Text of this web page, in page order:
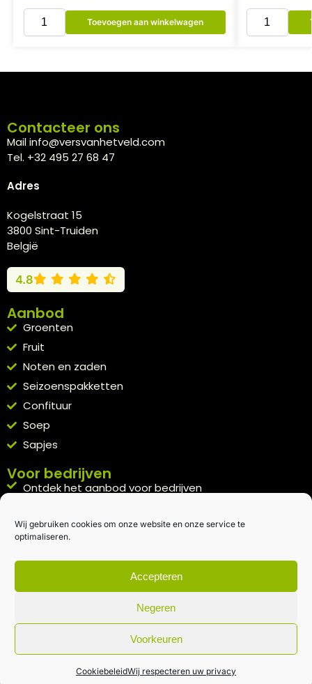
Wij gebruiken cookies om onze website en onze service te
optimaliseren.
Accepteren
Negeren
Voorkeuren
CookiebeleidWij respecteren uw privacy
Toevoegen aan winkelwagen
Contacteer ons
Mail info@versvanhetveld.com
Tel. +32 495 27 68 47
Adres
Kogelstraat 15
3800 Sint-Truiden
België
4.8
Aanbod
Groenten
Fruit
Noten en zaden
Seizoenspakketten
Confituur
Soep
Sapjes
Voor bedrijven
Ontdek het aanbod voor bedrijven
Kennismakingspakket aanvragen
Blijft op de hoogte
Rechtstreeks van het veld naar je inbox.
Inschrijven nieuwsbrief
Algemene voorwaarden|Privacybeleid| gemaakt met door
creativitijd